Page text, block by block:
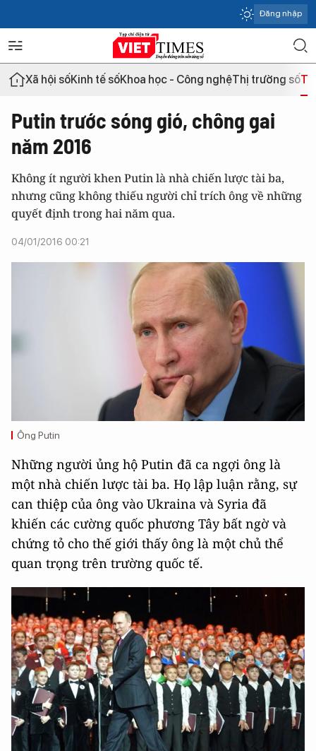
Đăng nhập
Xã hội sốKinh tế sốKhoa học - Công nghệThị trường số
Putin trước sóng gió, chông gai
năm 2016
Không ít người khen Putin là nhà chiến lược tài ba,
nhưng cũng không thiếu người chỉ trích ông về những
quyết định trong hai năm qua.
04/01/2016 00:21
Ông Putin
Những người ủng hộ Putin đã ca ngợi ông là
một nhà chiến lược tài ba. Họ lập luận rằng, sự
can thiệp của ông vào Ukraina và Syria đã
khiến các cường quốc phương Tây bất ngờ và
chứng tỏ cho thế giới thấy ông là một chủ thể
quan trọng trên trường quốc tế.